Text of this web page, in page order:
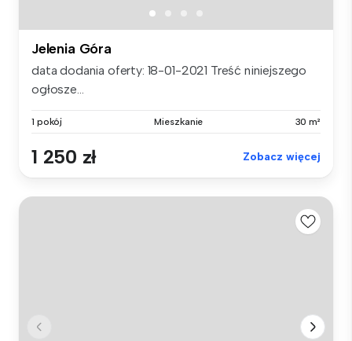
Jelenia Góra
data dodania oferty: 18-01-2021 Treść niniejszego
ogłosze...
1 pokój Mieszkanie 30 m²
1 250 zł Zobacz więcej